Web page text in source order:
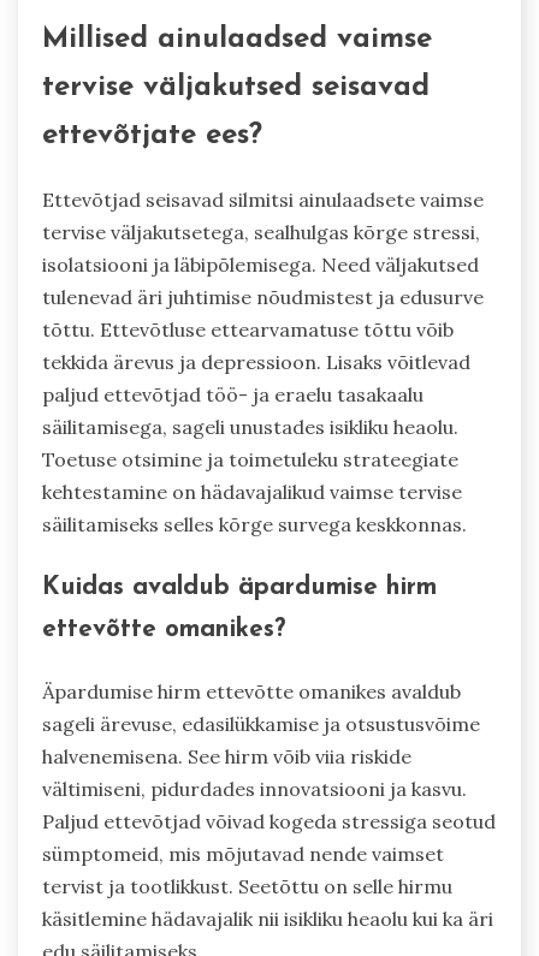
Millised ainulaadsed vaimse
tervise väljakutsed seisavad
ettevõtjate ees?
Ettevõtjad seisavad silmitsi ainulaadsete vaimse
tervise väljakutsetega, sealhulgas kõrge stressi,
isolatsiooni ja läbipõlemisega. Need väljakutsed
tulenevad äri juhtimise nõudmistest ja edusurve
tõttu. Ettevõtluse ettearvamatuse tõttu võib
tekkida ärevus ja depressioon. Lisaks võitlevad
paljud ettevõtjad töö- ja eraelu tasakaalu
säilitamisega, sageli unustades isikliku heaolu.
Toetuse otsimine ja toimetuleku strateegiate
kehtestamine on hädavajalikud vaimse tervise
säilitamiseks selles kõrge survega keskkonnas.
Kuidas avaldub äpardumise hirm
ettevõtte omanikes?
Äpardumise hirm ettevõtte omanikes avaldub
sageli ärevuse, edasilükkamise ja otsustusvõime
halvenemisena. See hirm võib viia riskide
vältimiseni, pidurdades innovatsiooni ja kasvu.
Paljud ettevõtjad võivad kogeda stressiga seotud
sümptomeid, mis mõjutavad nende vaimset
tervist ja tootlikkust. Seetõttu on selle hirmu
käsitlemine hädavajalik nii isikliku heaolu kui ka äri
edu säilitamiseks.